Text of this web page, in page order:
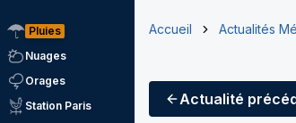
Pluies
Nuages
Orages
Station Paris
Accueil Actualités
Actualité